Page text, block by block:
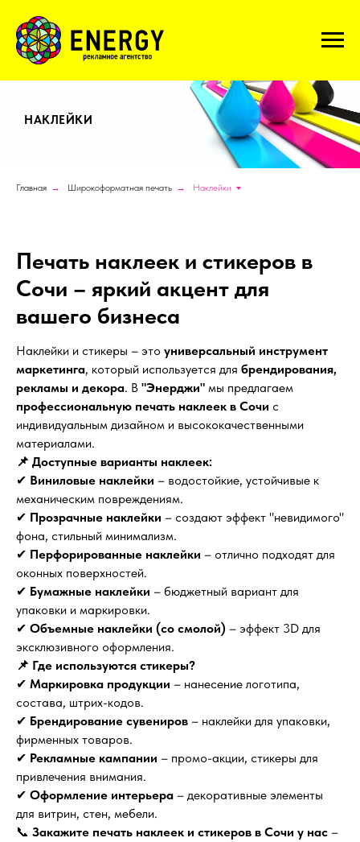
НАКЛЕЙКИ
Главная → Широкоформатная печать → Наклейки
Печать наклеек и стикеров в
Сочи – яркий акцент для
вашего бизнеса
Наклейки и стикеры – это универсальный инструмент
маркетинга, который используется для брендирования,
рекламы и декора. В "Энерджи" мы предлагаем
профессиональную печать наклеек в Сочи с
индивидуальным дизайном и высококачественными
материалами.
📌 Доступные варианты наклеек:
✔ Виниловые наклейки – водостойкие, устойчивые к
механическим повреждениям.
✔ Прозрачные наклейки – создают эффект "невидимого"
фона, стильный минимализм.
✔ Перфорированные наклейки – отлично подходят для
оконных поверхностей.
✔ Бумажные наклейки – бюджетный вариант для
упаковки и маркировки.
✔ Объемные наклейки (со смолой) – эффект 3D для
эксклюзивного оформления.
📌 Где используются стикеры?
✔ Маркировка продукции – нанесение логотипа,
состава, штрих-кодов.
✔ Брендирование сувениров – наклейки для упаковки,
фирменных товаров.
✔ Рекламные кампании – промо-акции, стикеры для
привлечения внимания.
✔ Оформление интерьера – декоративные элементы
для витрин, стен, мебели.
📞 Закажите печать наклеек и стикеров в Сочи у нас –